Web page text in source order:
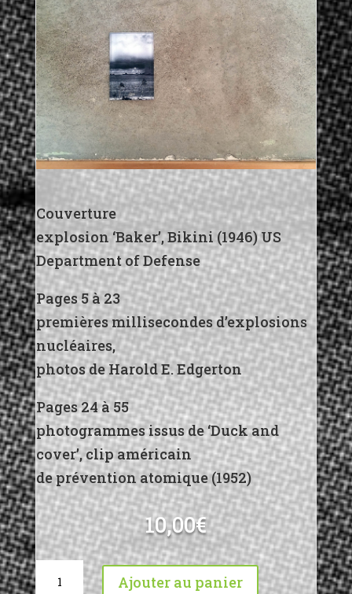
Couverture
explosion ‘Baker’, Bikini (1946) US
Department of Defense
Pages 5 à 23
premières millisecondes d’explosions
nucléaires,
photos de Harold E. Edgerton
Pages 24 à 55
photogrammes issus de ‘Duck and
cover’, clip américain
de prévention atomique (1952)
10,00€
quantité
Ajouter au panier